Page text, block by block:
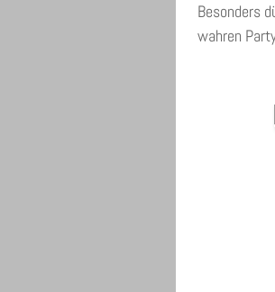
Besonders
wahren